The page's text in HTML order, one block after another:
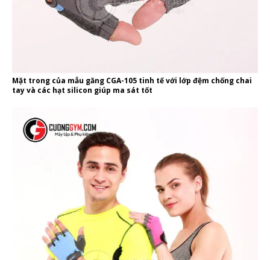
Mặt trong của mẫu găng CGA-105 tinh tế với lớp đệm chống chai
tay và các hạt silicon giúp ma sát tốt